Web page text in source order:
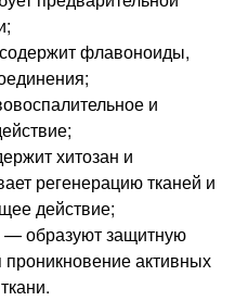
флавоноиды,
и
хитозан и
регенерацию тканей и
действие;
— образуют защитную
активных